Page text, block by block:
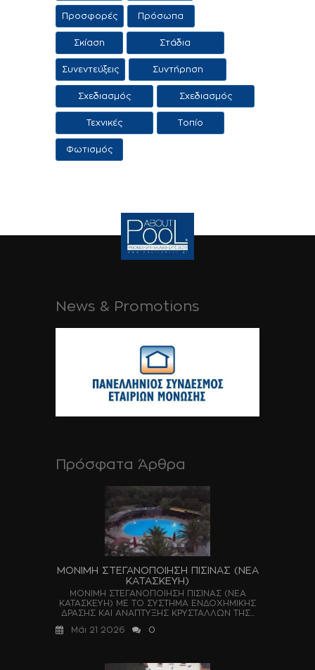
Προσφορές Πρόσωπα
Σκίαση
Στάδια
κατασκευής
πισίνας
Συνεντεύξεις
Συντήρηση
πισίνας
Σχεδιασμός
πισίνας
Σχεδιασμός
τοπίου
Τεχνικές
Εφαρμογες
Τοπίο
Φωτισμός
News & Promotions
Πρόσφατα Άρθρα
ΜΟΝΙΜΗ ΣΤΕΓΑΝΟΠΟΙΗΣΗ ΠΙΣΙΝΑΣ (ΝΕΑ
ΚΑΤΑΣΚΕΥΗ)
ΜΟΝΙΜΗ ΣΤΕΓΑΝΟΠΟΙΗΣΗ ΠΙΣΙΝΑΣ (ΝΕΑ
ΚΑΤΑΣΚΕΥΗ) ΜΕ ΤΟ ΣΥΣΤΗΜΑ ΕΝΔΟΧΗΜΙΚΗΣ
ΔΡΑΣΗΣ ΚΑΙ ΑΝΑΠΤΥΞΗΣ ΚΡΥΣΤΑΛΛΩΝ ΤΗΣ...
Μάι 21 2026
0